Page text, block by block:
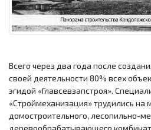
Всего через два года после
своей деятельности 80% всех
эгидой «Главсевзапстроя».
«Строймеханизация» трудились
домостроительного, лесопильно-
деревообрабатывающего